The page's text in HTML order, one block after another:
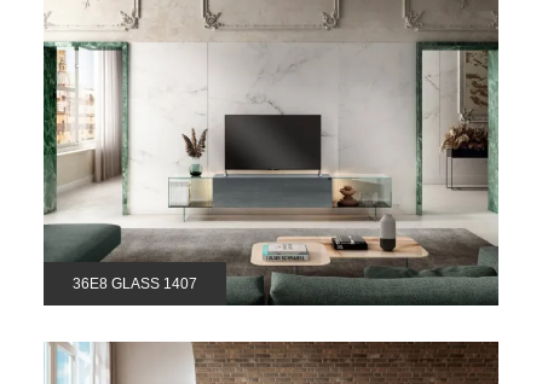
36E8 GLASS 1407